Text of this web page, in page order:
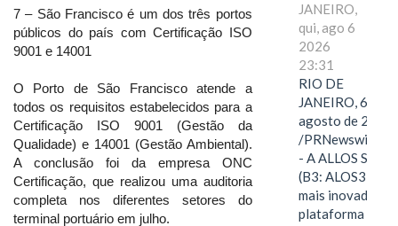
7 – São Francisco é um dos três portos
públicos do país com Certificação ISO
9001 e 14001
O Porto de São Francisco atende a
todos os requisitos estabelecidos para a
Certificação ISO 9001 (Gestão da
Qualidade) e 14001 (Gestão Ambiental).
A conclusão foi da empresa ONC
Certificação, que realizou uma auditoria
completa nos diferentes setores do
terminal portuário em julho.
JANEIRO,
qui, ago 6
2026
23:31
RIO DE
JANEIRO, 6 de
agosto de 2026
/PRNewswire/ -
- A ALLOS S.A.
(B3: ALOS3), a
mais inovadora
plataforma de